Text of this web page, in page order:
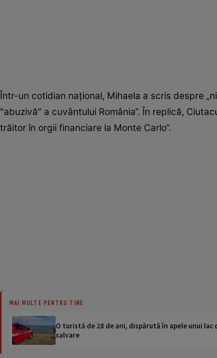
Într-un cotidian naţional, Mihaela a scris despre
"abuzivă" a cuvântului România“. În replică,
trăitor în orgii financiare la Monte Carlo“.
MAI MULTE PENTRU TINE
O turistă de 28 de ani, dispărută în apele unui
salvare